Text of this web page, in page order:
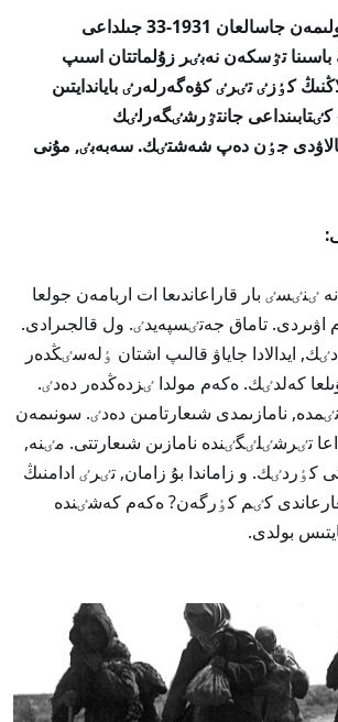
قىزىل يمپەرييانىڭ قولىمەن جاسالعان 1931-33 جىلداعى
باسىنا تٷسكەن نەبٸر زۇلماتتان اسىپ
كٶزٸ تٸرٸ كۋەگەرلەرٸ باياندايتىن
كٸتابىنداعى جانتٷرشٸگەرلٸك
جٶن دەپ شەشتٸك. سەبەبٸ, مۇنى
ٸنٸسٸ بار قاراعاندىعا ات اربامەن جولعا
تاماق جەتٸسپەيدٸ. ول قالجىرادى.
ايدالادا جاياۋ قالىپ اشتان ٶلەسٸڭدەر
كەلدٸك. ەكەم مولدا ٸزدەڭدەر دەدٸ.
نامازىمدى شىعارتامىن دەدٸ. سونىمەن
تٸرشٸلٸگٸندە نامازىن شىعارتتى. مٸنە,
كٶردٸك. و زاماندا بۇ زامان, تٸرٸ ادامنىڭ
كٸم كٶرگەن? ەكەم كەشٸندە
بولدى.